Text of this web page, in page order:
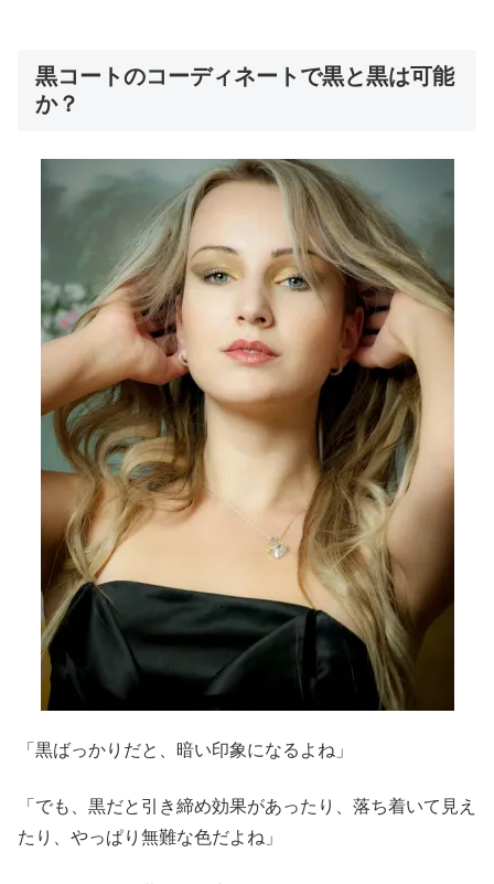
黒コートのコーディネートで黒と黒は可能
か？
「黒ばっかりだと、暗い印象になるよね」
「でも、黒だと引き締め効果があったり、落ち着いて見え
たり、やっぱり無難な色だよね」